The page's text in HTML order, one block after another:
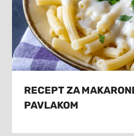
RECEPT ZA
PAVLAKOM